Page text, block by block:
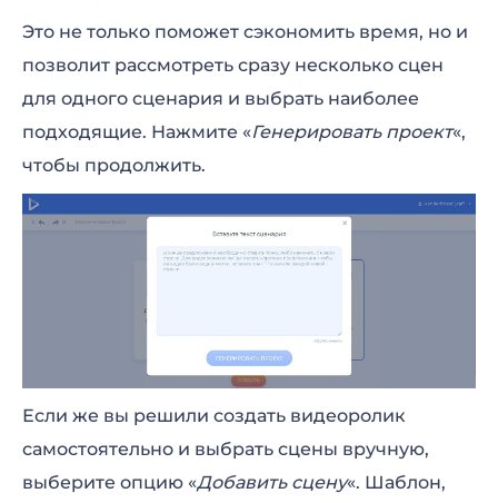
Это не только поможет сэкономить время, но и
позволит рассмотреть сразу несколько сцен
для одного сценария и выбрать наиболее
подходящие. Нажмите «Генерировать проект«,
чтобы продолжить.
Если же вы решили создать видеоролик
самостоятельно и выбрать сцены вручную,
выберите опцию «Добавить сцену«. Шаблон,